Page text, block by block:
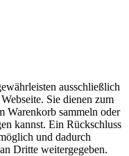
ausschließlich
Sie dienen zum
Warenkorb sammeln oder
kannst. Ein Rückschluss
und dadurch
Dritte weitergegeben.